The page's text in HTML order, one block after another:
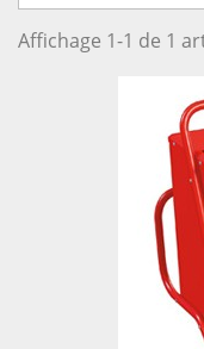
Affichage 1-1 de 1